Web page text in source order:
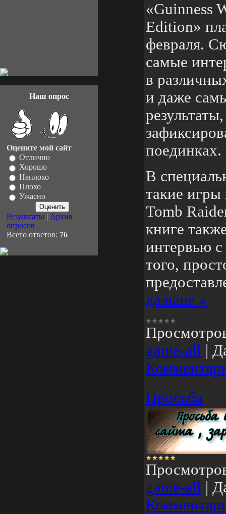
Наш опрос
Оцените мой сайт
Отлично
Хорошо
Неплохо
Плохо
Ужасно
Результаты | Архив
опросов
Всего ответов: 76
«Guinness
Edition»
февраля.
самые
в
и даже
поединках.
В
такие
Tomb
книге
интервью
того,
дальше »
game-all
Просьба
game-all